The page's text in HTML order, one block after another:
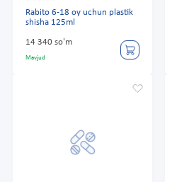
Rabito 6-18 oy uchun plastik
shisha 125ml
14 340 so'm
Mavjud